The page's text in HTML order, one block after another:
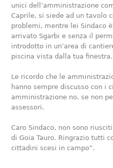
unici dell’amministrazione
Caprile, si siede ad un tavolo
problemi, mentre lei Sindaco
arrivato Sgarbi e senza il
introdotto in un’area di
piscina vista dalla tua finestra.
Le ricordo che le
hanno sempre discusso con i
amministrazione no, se non
assessori.
Caro Sindaco, non sono
di Goia Tauro. Ringrazio tutti
cittadini scesi in campo”.